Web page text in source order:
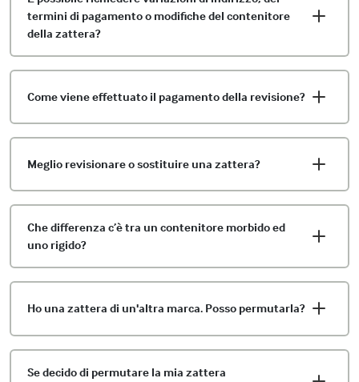
termini di pagamento o modifiche del contenitore
della zattera?
Come viene effettuato il pagamento della revisione?
Meglio revisionare o sostituire una zattera?
Che differenza c’è tra un contenitore morbido ed
uno rigido?
Ho una zattera di un'altra marca. Posso permutarla?
Se decido di permutare la mia zattera